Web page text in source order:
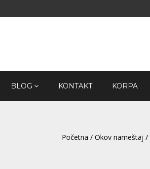
BLOG KONTAKT KORPA
Početna / Okov nameštaj /